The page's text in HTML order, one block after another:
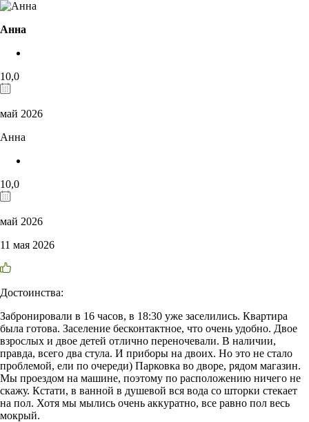
Анна
10,0
май 2026
Анна
10,0
май 2026
11 мая 2026
Достоинства:
Забронировали в 16 часов, в 18:30 уже заселились. Квартира
была готова. Заселение бесконтактное, что очень удобно. Двое
взрослых и двое детей отлично переночевали. В наличии,
правда, всего два стула. И приборы на двоих. Но это не стало
проблемой, ели по очереди) Парковка во дворе, рядом магазин.
Мы проездом на машине, поэтому по расположению ничего не
скажу. Кстати, в ванной в душевой вся вода со шторки стекает
на пол. Хотя мы мылись очень аккуратно, все равно пол весь
мокрый.